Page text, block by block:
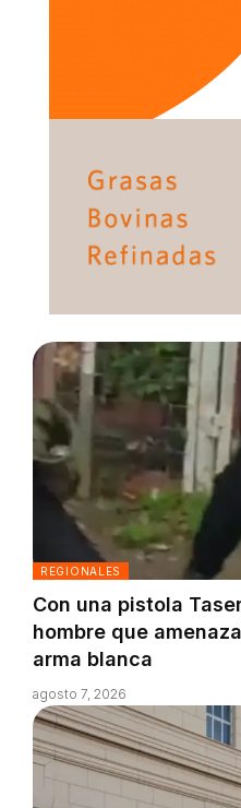
REGIONALES
Con una pistola
hombre que
arma blanca
agosto 7, 2026